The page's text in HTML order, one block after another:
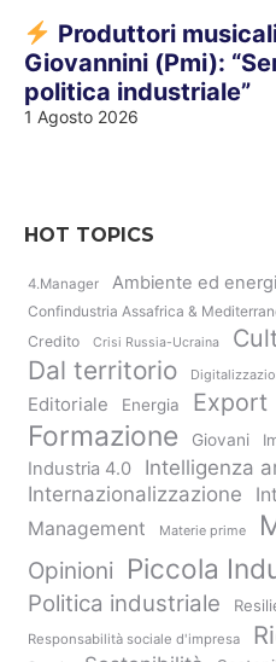
Produttori
Giovannini (Pmi):
politica industriale”
1 Agosto 2026
HOT TOPICS
4.Manager Ambiente ed
Confindustria Assafrica &
Credito Crisi Russia-Ucraina
Dal territorio
Editoriale Energia Export
Formazione Giovani
Industria 4.0
Intelligenza
Internazionalizzazione
Management Materie prime
Opinioni Piccola
Politica industriale
Responsabilità sociale d'impresa